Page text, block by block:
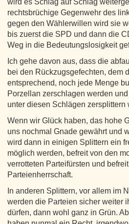
rechtsbrüchige Gegenwehr des
gegen den Wählerwillen wird sie
bis zuerst die SPD und dann die
Weg in die Bedeutungslosigkeit
Ich gehe davon aus, dass die
bei den Rückzugsgefechten, dem
entsprechend, noch jede Menge
Porzellan zerschlagen werden
unter diesen Schlägen zersplittern
Wenn wir Glück haben, das hohe
uns nochmal Gnade gewährt und
wird dann in einigen Splittern ein
möglich werden, befreit von den
verrotteten Parteifürsten und
Parteienherrschaft.
In anderen Splittern, vor allem im
werden die Parteien sicher weiter
dürfen, dann wohl ganz in Grün.